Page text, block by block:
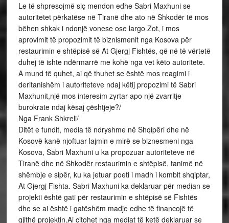
Le të shpresojmë siç mendon edhe Sabri Maxhuni se
autoritetet përkatëse në Tiranë dhe ato në Shkodër të mos
bëhen shkak i ndonjë vonese ose largo Zot, i mos
aprovimit të propozimit të biznismenit nga Kosova për
restaurimin e shtëpisë së At Gjergj Fishtës, që në të vërtetë
duhej të ishte ndërmarrë me kohë nga vet këto autoritete.
A mund të quhet, ai që thuhet se është mos reagimi i
deritanishëm i autoriteteve ndaj këtij propozimi të Sabri
Maxhunit,një mos interesim zyrtar apo një zvarritje
burokrate ndaj kësaj çështjeje?/
Nga Frank Shkreli/
Ditët e fundit, media të ndryshme në Shqipëri dhe në
Kosovë kanë njoftuar lajmin e mirë se biznesmeni nga
Kosova, Sabri Maxhuni u ka propozuar autoriteteve në
Tiranë dhe në Shkodër restaurimin e shtëpisë, tanimë në
shëmbje e sipër, ku ka jetuar poeti i madh i kombit shqiptar,
At Gjergj Fishta. Sabri Maxhuni ka deklaruar për median se
projekti është gati për restaurimin e shtëpisë së Fishtës
dhe se ai është i gatëshëm madje edhe të financojë të
gjithë projektin.Ai citohet nga mediat të ketë deklaruar se